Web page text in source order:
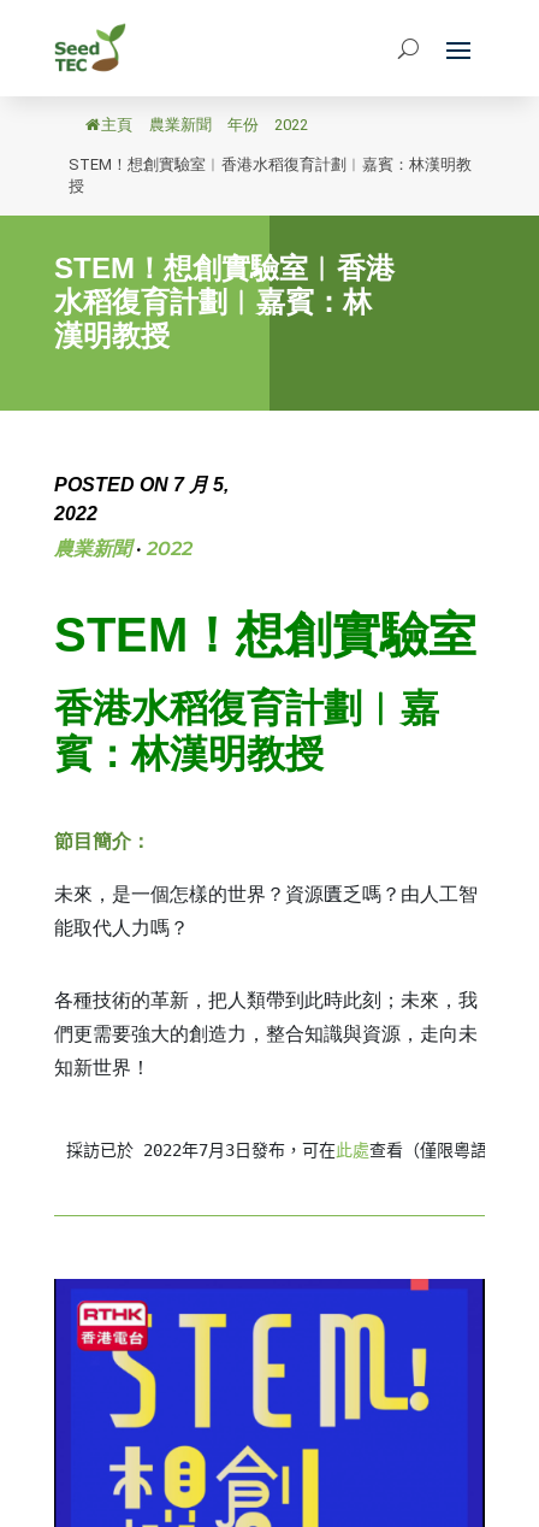
主頁 農業新聞 年份 2022
STEM！想創實驗室︳香港水稻復育計劃︳嘉賓：林漢明教
授
STEM！想創實驗室︳香港
水稻復育計劃︳嘉賓：林
漢明教授
POSTED ON 7 月 5,
2022
農業新聞·2022
STEM！想創實驗室
香港水稻復育計劃︳嘉
賓：林漢明教授
節目簡介：
未來，是一個怎樣的世界？ 資源匱乏嗎？ 由人工智
能取代人力嗎？
各種技術的革新，把人類帶到此時此刻；未來，我
們更需要強大的創造力，整合知識與資源，走向未
知新世界！
採訪已於 2022年7月3日發布，可在此處查看（僅限粵語）。